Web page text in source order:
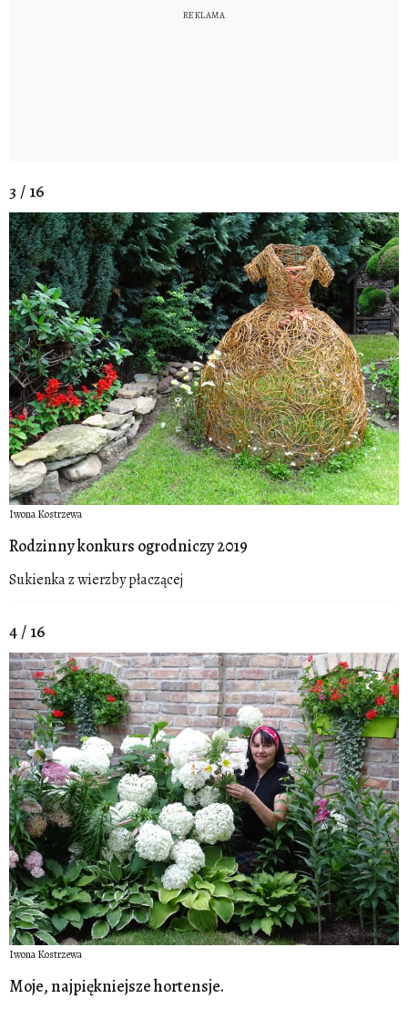
3 / 16
Iwona Kostrzewa
Rodzinny konkurs ogrodniczy 2019
Sukienka z wierzby płaczącej
4 / 16
Iwona Kostrzewa
Moje, najpiękniejsze hortensje.